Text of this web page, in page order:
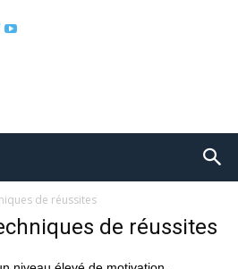
de réussites
de réussites